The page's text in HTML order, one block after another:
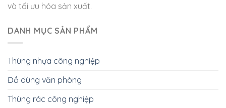
và tối ưu hóa sản xuất.
DANH MỤC SẢN PHẨM
Thùng nhựa công nghiệp
Đồ dùng văn phòng
Thùng rác công nghiệp